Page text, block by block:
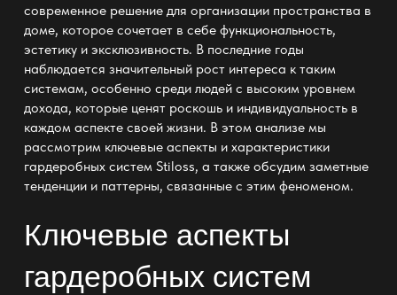
современное решение для организации пространства в
доме, которое сочетает в себе функциональность,
эстетику и эксклюзивность. В последние годы
наблюдается значительный рост интереса к таким
системам, особенно среди людей с высоким уровнем
дохода, которые ценят роскошь и индивидуальность в
каждом аспекте своей жизни. В этом анализе мы
рассмотрим ключевые аспекты и характеристики
гардеробных систем Stiloss, а также обсудим заметные
тенденции и паттерны, связанные с этим феноменом.
Ключевые аспекты
гардеробных систем